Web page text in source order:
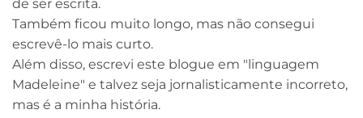
de ser escrita.
Também ficou muito longo, mas não consegui
escrevê-lo mais curto.
Além disso, escrevi este blogue em "linguagem
Madeleine" e talvez seja jornalisticamente incorreto,
mas é a minha história.